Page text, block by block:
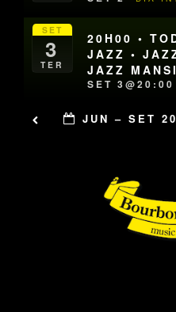
SET
3
TER
20H00 •
JAZZ •
JAZZ
SET 3@20:00
JUN – SET